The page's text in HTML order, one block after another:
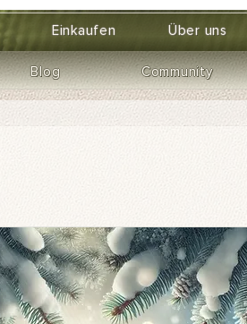
Einkaufen Über uns
Blog Community